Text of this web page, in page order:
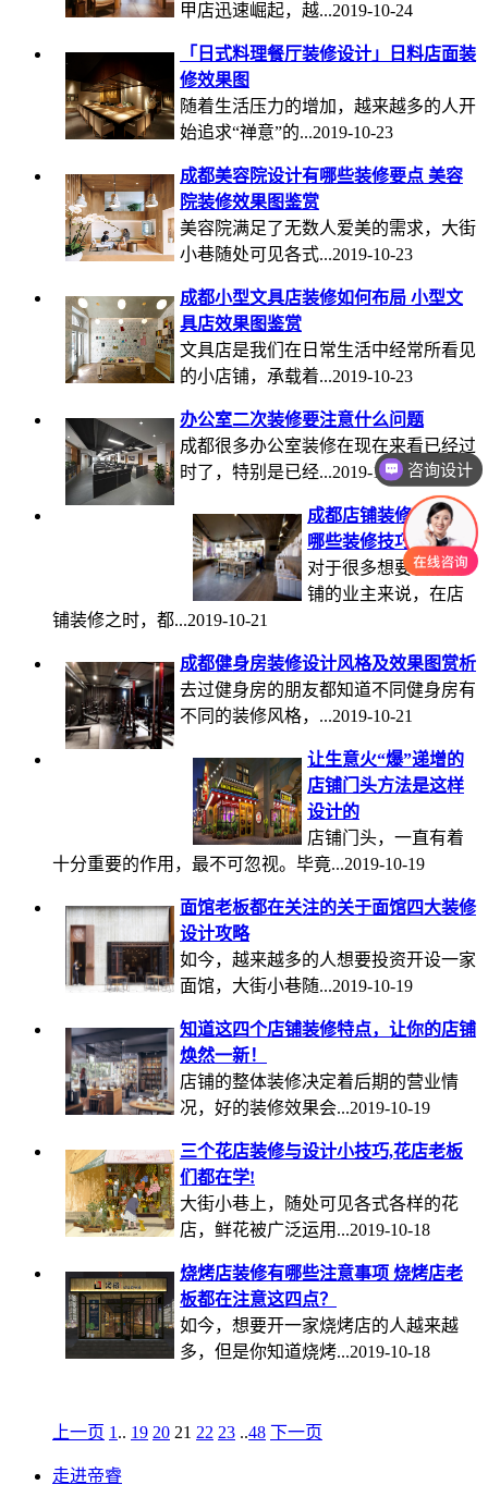
甲店迅速崛起，越...2019-10-24
「日式料理餐厅装修设计」日料店面装
修效果图
随着生活压力的增加，越来越多的人开
始追求“禅意”的...2019-10-23
成都美容院设计有哪些装修要点 美容
院装修效果图鉴赏
美容院满足了无数人爱美的需求，大街
小巷随处可见各式...2019-10-23
成都小型文具店装修如何布局 小型文
具店效果图鉴赏
文具店是我们在日常生活中经常所看见
的小店铺，承载着...2019-10-23
办公室二次装修要注意什么问题
成都很多办公室装修在现在来看已经过
时了，特别是已经...2019-10-21
成都店铺装修设计有
哪些装修技巧？
对于很多想要装修店
铺的业主来说，在店
铺装修之时，都...2019-10-21
成都健身房装修设计风格及效果图赏析
去过健身房的朋友都知道不同健身房有
不同的装修风格，...2019-10-21
让生意火“爆”递增的
店铺门头方法是这样
设计的
店铺门头，一直有着
十分重要的作用，最不可忽视。毕竟...2019-10-19
面馆老板都在关注的关于面馆四大装修
设计攻略
如今，越来越多的人想要投资开设一家
面馆，大街小巷随...2019-10-19
知道这四个店铺装修特点，让你的店铺
焕然一新！
店铺的整体装修决定着后期的营业情
况，好的装修效果会...2019-10-19
三个花店装修与设计小技巧,花店老板
们都在学!
大街小巷上，随处可见各式各样的花
店，鲜花被广泛运用...2019-10-18
烧烤店装修有哪些注意事项 烧烤店老
板都在注意这四点？
如今，想要开一家烧烤店的人越来越
多，但是你知道烧烤...2019-10-18
上一页 1 .. 19 20 21 22 23 ..48 下一页
走进帝睿
咨询设计